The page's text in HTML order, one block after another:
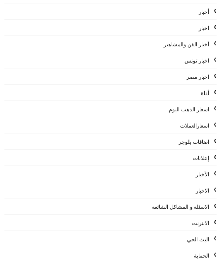
أخبار
اخبار
أخبار الفن والمشاهير
اخبار تونس
اخبار مصر
أداة
اسعار الذهب اليوم
اسعارالعملات
اضافات بلوجر
إعلانات
الأخبار
الاخبار
الاسئلة و المشاكل الشائعة
الانترنت
البث الحي
الحماية